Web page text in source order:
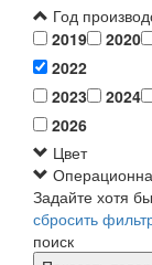
Год
2019
2020
2022
2023
2024
2026
Цвет
Задайте хотя
сбросить
поиск